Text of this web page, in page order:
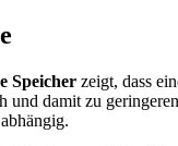
Speicher zeigt, dass
und damit zu